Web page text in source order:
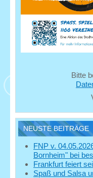
Bitte
NEUSTE BEITRÄGE
FNP v.
Bornheim" bei
Frankfurt feiert
Spaß und Salsa